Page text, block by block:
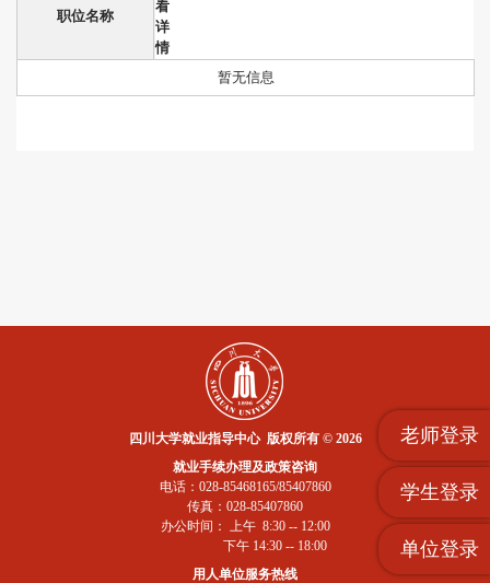
老师登录
学生登录
单位登录
职位名称
看
详
情
暂无信息
四川大学就业指导中心 版权所有 © 2026
就业手续办理及政策咨询
电话：028-85468165/85407860
传真：028-85407860
办公时间： 上午 8:30 -- 12:00
下午 14:30 -- 18:00
用人单位服务热线